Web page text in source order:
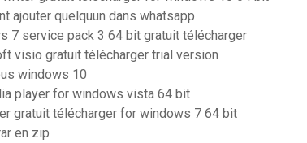
ajouter quelquun dans whatsapp
7 service pack 3 64 bit gratuit télécharger
visio gratuit télécharger trial version
windows 10
player for windows vista 64 bit
gratuit télécharger for windows 7 64 bit
en zip